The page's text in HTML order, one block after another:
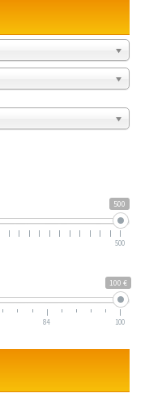
500
500
100 €
84 100